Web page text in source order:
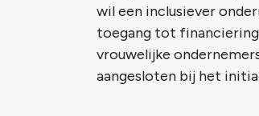
wil een inclusiever
toegang tot
vrouwelijke
aangesloten bij het